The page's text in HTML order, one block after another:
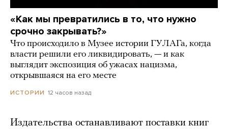
«Как мы превратились в то, что нужно
срочно закрывать?»
Что происходило в Музее истории ГУЛАГа, когда
власти решили его ликвидировать, — и как
выглядит экспозиция об ужасах нацизма,
открывшаяся на его месте
ИСТОРИИ 12 часов назад
Издательства останавливают поставки книг